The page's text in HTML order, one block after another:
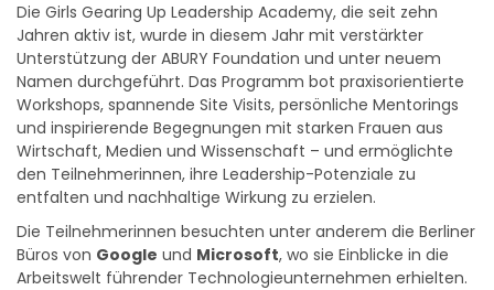
Die Girls Gearing Up Leadership Academy, die seit zehn
Jahren aktiv ist, wurde in diesem Jahr mit verstärkter
Unterstützung der ABURY Foundation und unter neuem
Namen durchgeführt. Das Programm bot praxisorientierte
Workshops, spannende Site Visits, persönliche Mentorings
und inspirierende Begegnungen mit starken Frauen aus
Wirtschaft, Medien und Wissenschaft – und ermöglichte
den Teilnehmerinnen, ihre Leadership-Potenziale zu
entfalten und nachhaltige Wirkung zu erzielen.
Die Teilnehmerinnen besuchten unter anderem die Berliner
Büros von Google und Microsoft, wo sie Einblicke in die
Arbeitswelt führender Technologieunternehmen erhielten.